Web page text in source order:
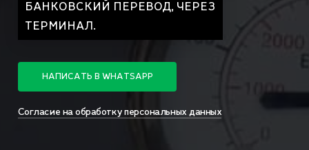
БАНКОВСКИЙ ПЕРЕВОД, ЧЕРЕЗ
ТЕРМИНАЛ.
НА П ИСАТ Ь В WHATSA P P
Согласие на обработку персональных данных